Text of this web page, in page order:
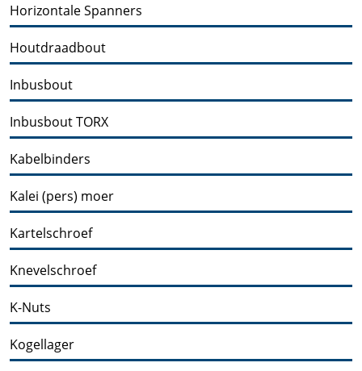
Horizontale Spanners
Houtdraadbout
Inbusbout
Inbusbout TORX
Kabelbinders
Kalei (pers) moer
Kartelschroef
Knevelschroef
K-Nuts
Kogellager